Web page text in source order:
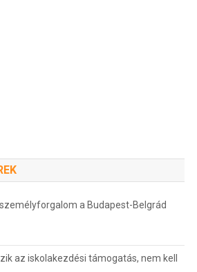
a Budapest-Belgrád
az iskolakezdési támogatás, nem kell